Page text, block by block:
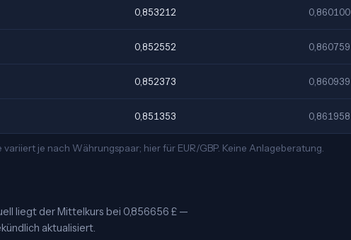
0,853212 0,860100
0,852552 0,860759
0,852373 0,860939
0,851353 0,861958
je nach Währungspaar; hier für EUR/GBP. Keine Anlageberatung.
liegt der Mittelkurs bei 0,856656 £ —
aktualisiert.